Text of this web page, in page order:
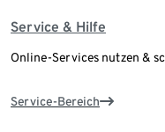
Service & Hilfe
Online-Services nutzen &
Service-Bereich